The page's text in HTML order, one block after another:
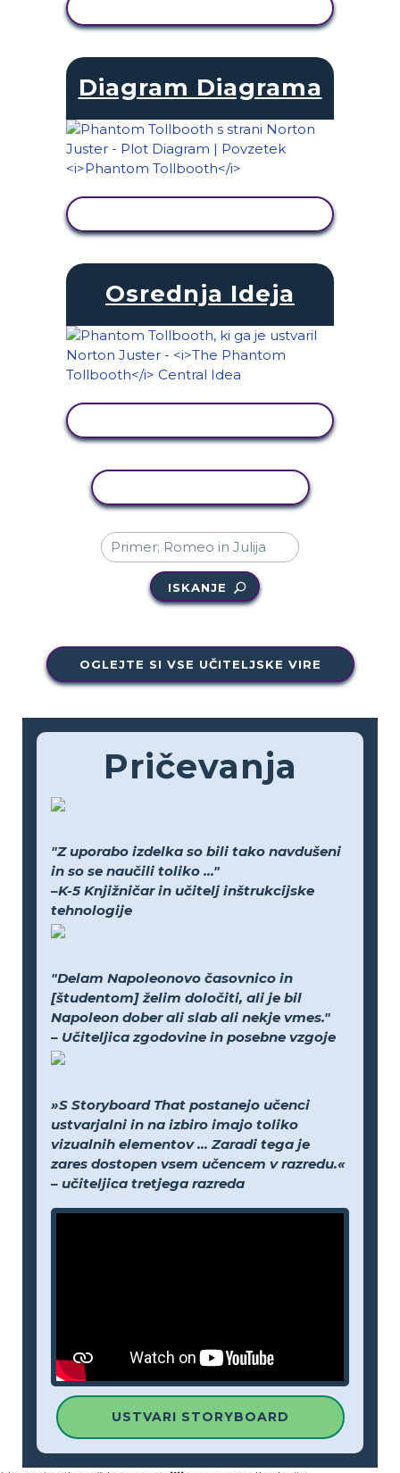
Diagram Diagrama
Osrednja Ideja
ISKANJE
OGLEJTE SI VSE UČITELJSKE VIRE
Pričevanja
"Z uporabo izdelka so bili tako navdušeni
in so se naučili toliko ..."
–K-5 Knjižničar in učitelj inštrukcijske
tehnologije
"Delam Napoleonovo časovnico in
[študentom] želim določiti, ali je bil
Napoleon dober ali slab ali nekje vmes."
– Učiteljica zgodovine in posebne vzgoje
»S Storyboard That postanejo učenci
ustvarjalni in na izbiro imajo toliko
vizualnih elementov ... Zaradi tega je
zares dostopen vsem učencem v razredu.«
– učiteljica tretjega razreda
USTVARI STORYBOARD